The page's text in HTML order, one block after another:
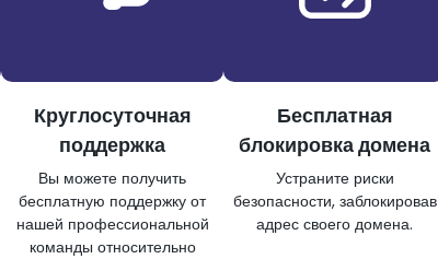
Круглосуточная
поддержка
Вы можете получить
бесплатную поддержку от
нашей профессиональной
команды относительно
Бесплатная
блокировка домена
Устраните риски
безопасности, заблокировав
адрес своего домена.